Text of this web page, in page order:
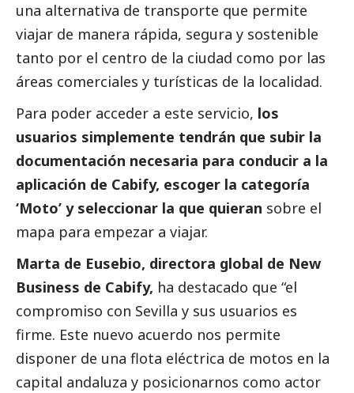
una alternativa de transporte que permite
viajar de manera rápida, segura y sostenible
tanto por el centro de la ciudad como por las
áreas comerciales y turísticas de la localidad.
Para poder acceder a este servicio, los
usuarios simplemente tendrán que subir la
documentación necesaria para conducir a la
aplicación de Cabify, escoger la categoría
‘Moto’ y seleccionar la que quieran sobre el
mapa para empezar a viajar.
Marta de Eusebio, directora global de New
Business de Cabify, ha destacado que “el
compromiso con Sevilla y sus usuarios es
firme. Este nuevo acuerdo nos permite
disponer de una flota eléctrica de motos en la
capital andaluza y posicionarnos como actor